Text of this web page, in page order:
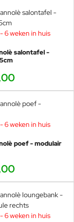
Met
en een
van 30°c
minstens 60/70
van het
gebruikt.
handeling
regio waar Emu
hem creatief en
steeds. Zijn
te vestigen,
om zijn veelzijdige
sfeer, omdat zijn
van
de jaren heen
6 weken in huis
salontafel -
6 weken in huis
poef - modulair
6 weken in huis